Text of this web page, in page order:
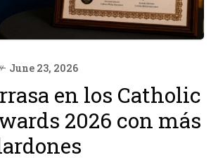
June 23, 2026
en los Catholic
2026 con más